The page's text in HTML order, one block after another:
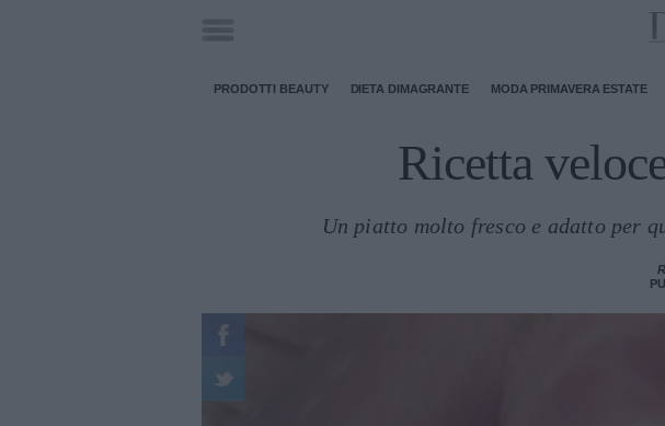
PRODOTTI BEAUTY DIETA DIMAGRANTE MODA PRIMAVERA ESTATE
Ricetta
Un piatto molto fresco e adatto per